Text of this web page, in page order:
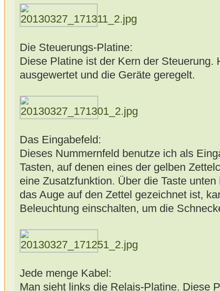
Die Steuerungs-Platine:
Diese Platine ist der Kern der Steuerung.
ausgewertet und die Geräte geregelt.
Das Eingabefeld:
Dieses Nummernfeld benutze ich als
Tasten, auf denen eines der gelben
eine Zusatzfunktion. Über die Taste
das Auge auf den Zettel gezeichnet ist,
Beleuchtung einschalten, um die
Jede menge Kabel:
Man sieht links die Relais-Platine. Diese